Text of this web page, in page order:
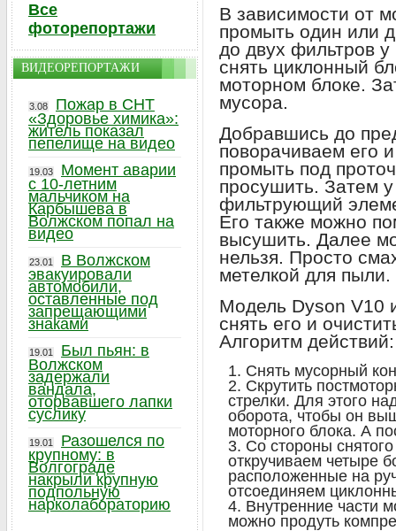
В зависимости от
промыть один или
до двух фильтров
снять циклонный
моторном блоке.
мусора.
Добравшись до
поворачиваем его
промыть под
просушить. Затем
фильтрующий
Его также можно
высушить. Далее
нельзя. Просто
метелкой для пыли.
Модель Dyson V10
снять его и
Алгоритм действий:
Снять мусорный
Скрутить
стрелки. Для этого
оборота, чтобы он
моторного блока. А
Со стороны
откручиваем четыре
расположенные на
отсоединяем
Внутренние части
можно продуть
Все
фоторепортажи
ВИДЕОРЕПОРТАЖИ
3.08
Пожар в СНТ
«Здоровье химика»:
житель показал
пепелище на видео
19.03
Момент аварии
с 10-летним
мальчиком на
Карбышева в
Волжском попал на
видео
23.01
В Волжском
эвакуировали
автомобили,
оставленные под
запрещающими
знаками
19.01
Был пьян: в
Волжском
задержали
вандала,
оторвавшего лапки
суслику
19.01
Разошелся по
крупному: в
Волгограде
накрыли крупную
подпольную
нарколабораторию